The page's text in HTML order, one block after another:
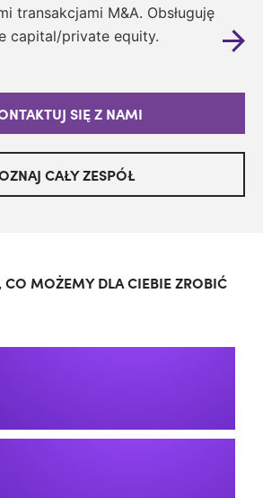
transakcjami M&A. Obsługuję
capital/private equity.
SIĘ Z NAMI
CAŁY ZESPÓŁ
CO MOŻEMY DLA CIEBIE ZROBIĆ